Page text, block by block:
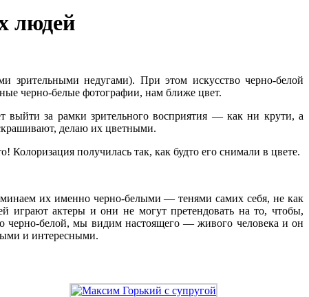
людей
недугами). При этом искусство черно-белой
черно-белые фотографии, нам ближе цвет.
выйти за рамки зрительного восприятия — как ни крути, а
делаю их цветными.
получилась так, как будто его снимали в цвете.
их именно черно-белыми — тенями самих себя, не как
играют актеры и они не могут претендовать на то, чтобы,
черно-белой, мы видим настоящего — живого человека и он
и интересными.